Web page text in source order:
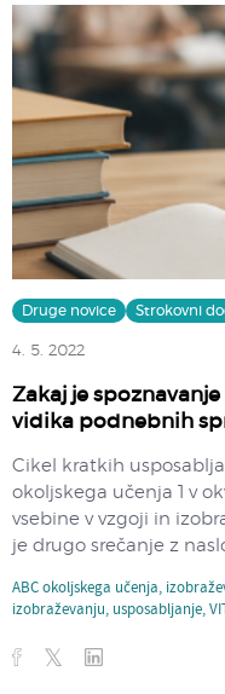
Druge novice Strokovni
4. 5. 2022
Zakaj je
vidika podnebnih
Cikel kratkih
okoljskega učenja 1 v
vsebine v vzgoji in
je drugo srečanje z
ABC okoljskega učenja,
izobraževanju, usposabljanje,